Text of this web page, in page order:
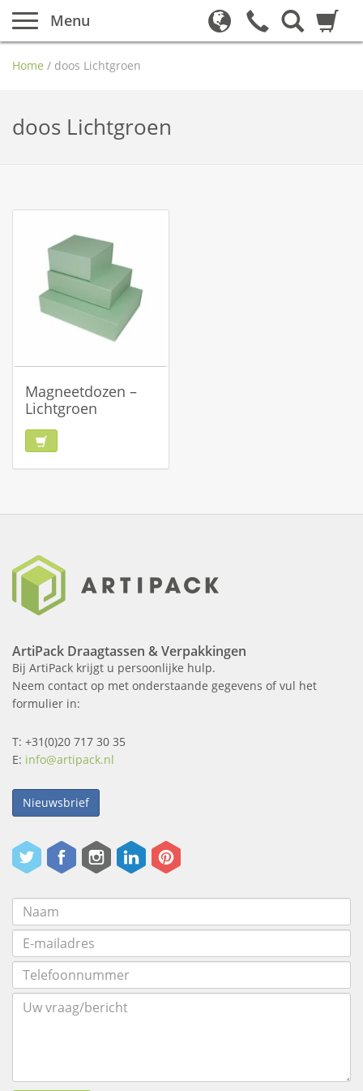
Menu
Home / doos Lichtgroen
doos Lichtgroen
Magneetdozen –
Lichtgroen
ArtiPack Draagtassen & Verpakkingen
Bij ArtiPack krijgt u persoonlijke hulp.
Neem contact op met onderstaande gegevens of vul het
formulier in:
T: +31(0)20 717 30 35
E: info@artipack.nl
Nieuwsbrief